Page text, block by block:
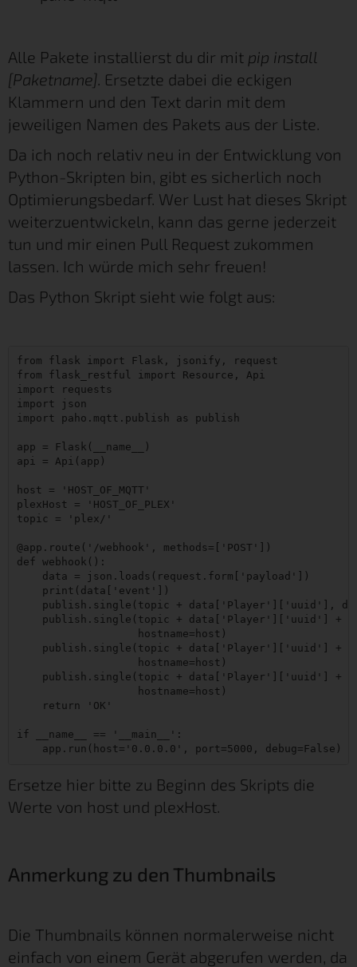
Alle Pakete installierst du dir mit pip install
[Paketname]. Ersetzte dabei die eckigen
Klammern und den Text darin mit dem
jeweiligen Namen des Pakets aus der Liste.
Da ich noch relativ neu in der Entwicklung von
Python-Skripten bin, gibt es sicherlich noch
Optimierungsbedarf. Wer Lust hat dieses Skript
weiterzuentwickeln, kann das gerne jederzeit
tun und mir einen Pull Request zukommen
lassen. Ich würde mich sehr freuen!
Das Python Skript sieht wie folgt aus:
from flask import Flask, jsonify, request
from flask_restful import Resource, Api
import requests
import json
import paho.mqtt.publish as publish
app = Flask(__name__)
api = Api(app)
host = 'HOST_OF_MQTT'
plexHost = 'HOST_OF_PLEX'
topic = 'plex/'
@app.route('/webhook', methods=['POST'])
def webhook():
    data = json.loads(request.form['payload'])
    print(data['event'])
publish.single(topic + data['Player']['uuid'],
publish.single(topic + data['Player']['uuid'] +
                   hostname=host)
publish.single(topic + data['Player']['uuid'] +
                   hostname=host)
publish.single(topic + data['Player']['uuid'] +
                   hostname=host)
    return 'OK'
if __name__ == '__main__':
Ersetze hier bitte zu Beginn des Skripts die
Werte von host und plexHost.
Anmerkung zu den Thumbnails
Die Thumbnails können normalerweise nicht
einfach von einem Gerät abgerufen werden, da